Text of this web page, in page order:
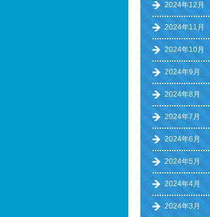
2024年12月
2024年11月
2024年10月
2024年9月
2024年8月
2024年7月
2024年6月
2024年5月
2024年4月
2024年3月